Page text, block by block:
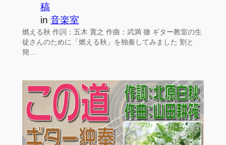
稿
in 音楽室
燃える秋 作詞：五木 寛之 作曲：武満 徹 ギター教室の生
徒さんのために「燃える秋」を独奏してみました 割と
簡…